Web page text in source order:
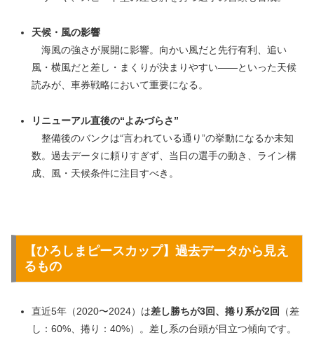
天候・風の影響
海風の強さが展開に影響。向かい風だと先行有利、追い
風・横風だと差し・まくりが決まりやすい――といった天候
読みが、車券戦略において重要になる。
リニューアル直後の“よみづらさ”
整備後のバンクは“言われている通り”の挙動になるか未知
数。過去データに頼りすぎず、当日の選手の動き、ライン構
成、風・天候条件に注目すべき。
【ひろしまピースカップ】過去データから見え
るもの
直近5年（2020〜2024）は差し勝ちが3回、捲り系が2回
（差
し：60%、捲り：40%）。差し系の台頭が目立つ傾向です。